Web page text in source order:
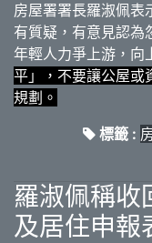
房屋署署長羅淑佩表
有質疑，有意見認為
年輕人力爭上游，向
平」，不要讓公屋或
規劃。
標籤 :
羅淑佩稱收
及居住申